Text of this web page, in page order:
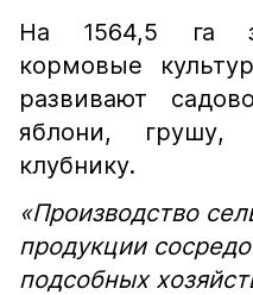
На 1564,5 га
кормовые
развивают
яблони,
клубнику.
«Производство
продукции
подсобных